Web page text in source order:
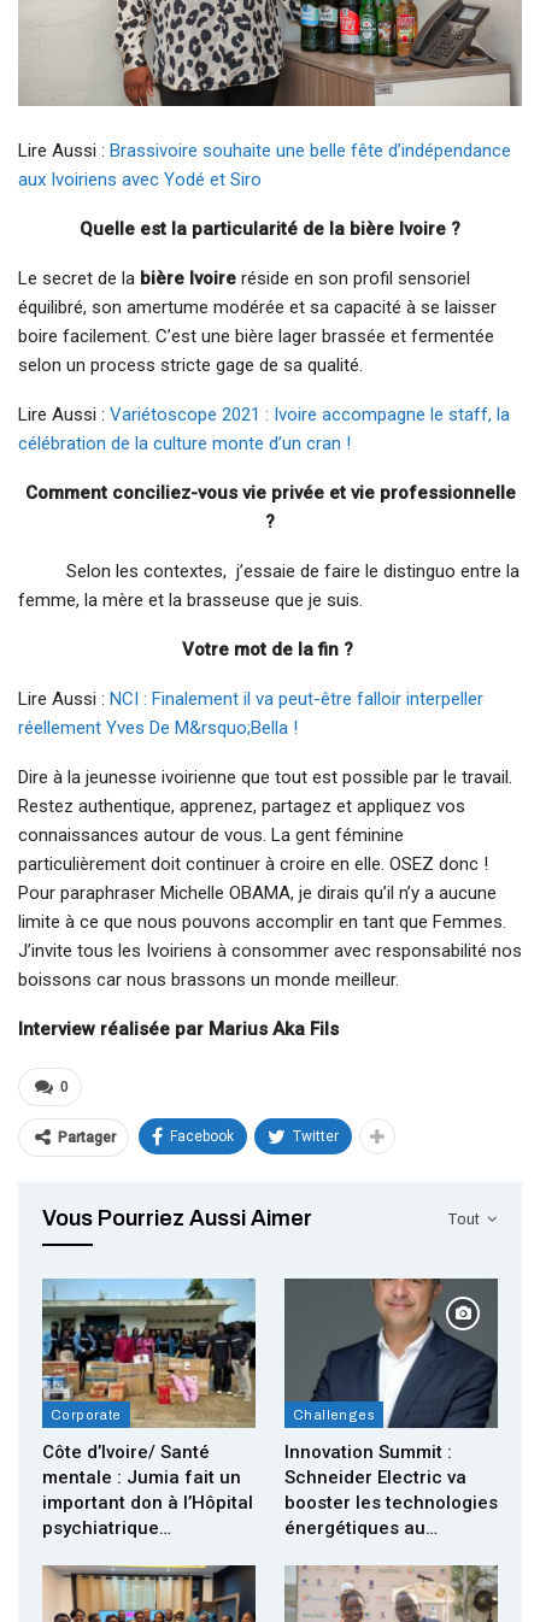
Lire Aussi : Brassivoire souhaite une belle fête d’indépendance
aux Ivoiriens avec Yodé et Siro
Quelle est la particularité de la bière Ivoire ?
Le secret de la bière Ivoire réside en son profil sensoriel
équilibré, son amertume modérée et sa capacité à se laisser
boire facilement. C’est une bière lager brassée et fermentée
selon un process stricte gage de sa qualité.
Lire Aussi : Variétoscope 2021 : Ivoire accompagne le staff, la
célébration de la culture monte d’un cran !
Comment conciliez-vous vie privée et vie professionnelle
?
Selon les contextes, j’essaie de faire le distinguo entre la
femme, la mère et la brasseuse que je suis.
Votre mot de la fin ?
Lire Aussi : NCI : Finalement il va peut-être falloir interpeller
réellement Yves De M&rsquo;Bella !
Dire à la jeunesse ivoirienne que tout est possible par le travail.
Restez authentique, apprenez, partagez et appliquez vos
connaissances autour de vous. La gent féminine
particulièrement doit continuer à croire en elle. OSEZ donc !
Pour paraphraser Michelle OBAMA, je dirais qu’il n’y a aucune
limite à ce que nous pouvons accomplir en tant que Femmes.
J’invite tous les Ivoiriens à consommer avec responsabilité nos
boissons car nous brassons un monde meilleur.
Interview réalisée par Marius Aka Fils
0
Partager Facebook Twitter
Tout
Vous Pourriez Aussi Aimer
Corporate
Côte d’Ivoire/ Santé
mentale : Jumia fait un
important don à l’Hôpital
psychiatrique…
Challenges
Innovation Summit :
Schneider Electric va
booster les technologies
énergétiques au…